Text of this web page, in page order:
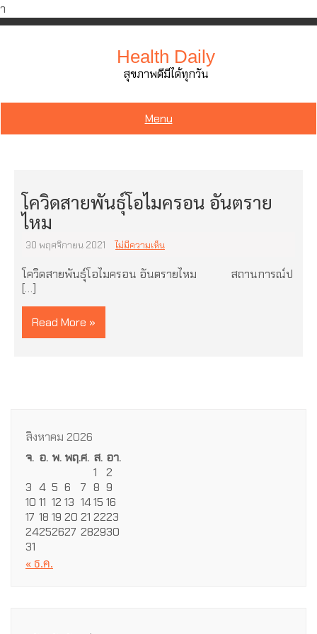
ำ
Skip
Health Daily
สุขภาพดีมีได้ทุกวัน
Menu
โควิดสายพันธุ์โอไมครอน อันตราย
ไหม
30 พฤศจิกายน 2021 ไม่มีความเห็น
โควิดสายพันธุ์โอไมครอน อันตรายไหม สถานการณ์ป
[…]
Read More »
สิงหาคม 2026
จ. อ. พ.พฤ.ศ. ส. อา.
1
2
3 4 5 6 7 8 9
10 11 12 13 1415 16
17 18 19 20 21 2223
24252627 282930
31
« ธ.ค.